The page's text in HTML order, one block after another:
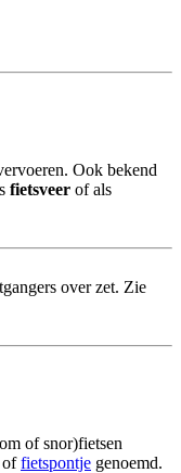
Ook bekend
fietsveer of als
over zet. Zie
of snor)fietsen
offietspontje genoemd.